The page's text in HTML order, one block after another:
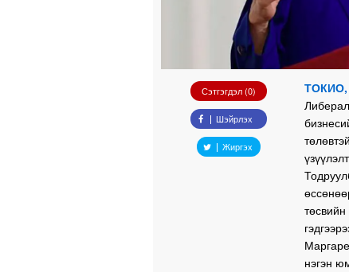
Сэтгэгдэл (0)
Шэйрлэх
Жиргэх
ТОКИО,
нэгэн